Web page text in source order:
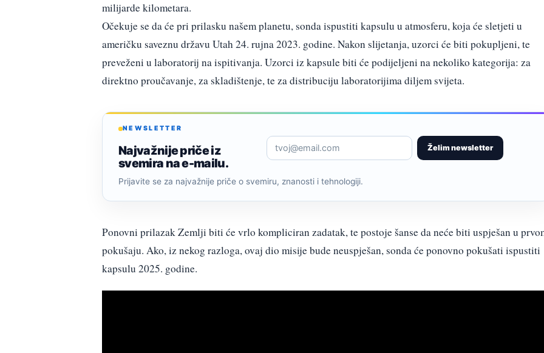
milijarde kilometara.
Očekuje se da će pri prilasku našem planetu, sonda ispustiti kapsulu u atmosferu, koja će sletjeti u
američku saveznu državu Utah 24. rujna 2023. godine. Nakon slijetanja, uzorci će biti pokupljeni, te
preveženi u laboratorij na ispitivanja. Uzorci iz kapsule biti će podijeljeni na nekoliko kategorija: za
direktno proučavanje, za skladištenje, te za distribuciju laboratorijima diljem svijeta.
NEWSLETTER
Najvažnije priče iz
svemira na e-mailu.
Želim newsletter
Prijavite se za najvažnije priče o svemiru, znanosti i tehnologiji.
Ponovni prilazak Zemlji biti će vrlo kompliciran zadatak, te postoje šanse da neće biti uspješan u
pokušaju. Ako, iz nekog razloga, ovaj dio misije bude neuspješan, sonda će ponovno pokušati ispustiti
kapsulu 2025. godine.